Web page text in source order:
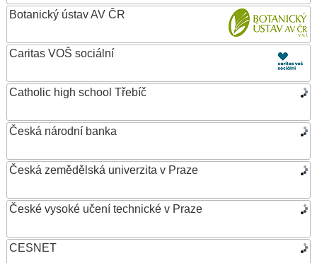
Botanický ústav AV ČR
Caritas VOŠ sociální
Catholic high school Třebíč
Česká národní banka
Česká zemědělská univerzita v Praze
České vysoké učení technické v Praze
CESNET